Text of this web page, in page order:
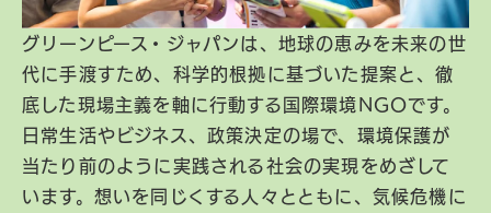
グリーンピース・ジャパンは、地球の恵みを未来の世
代に手渡すため、科学的根拠に基づいた提案と、徹
底した現場主義を軸に行動する国際環境NGOです。
日常生活やビジネス、政策決定の場で、環境保護が
当たり前のように実践される社会の実現をめざして
います。想いを同じくする人々とともに、気候危機に